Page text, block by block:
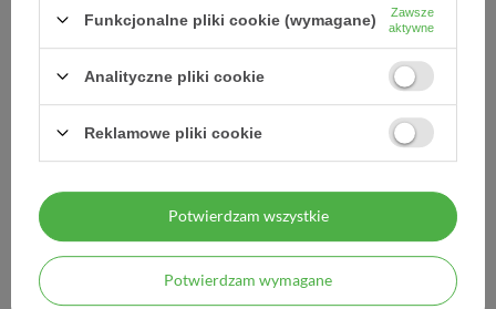
Opaska dziana podtrz.
HART 4m x15cm - - 1 szt.
2,90 zł
2,90 zł / szt.
MOJE ZAMÓWIENIE
Funkcjonalne pliki cookie (wymagane)
Zawsze
aktywne
Analityczne pliki cookie
Reklamowe pliki cookie
Potwierdzam wymagane
Potwierdzam wszystkie